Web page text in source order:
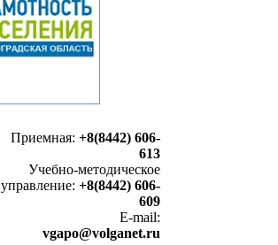
Приемная: +8(8442) 606-
613
Учебно-методическое
управление: +8(8442) 606-
609
E-mail:
vgapo@volganet.ru